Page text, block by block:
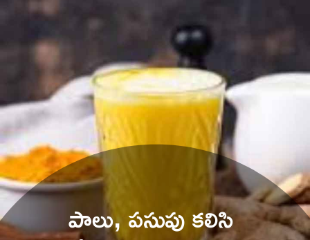
పాలు, పసుపు కలిసి